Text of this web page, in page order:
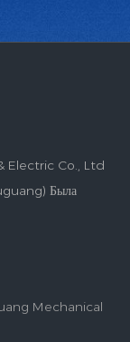
Electric Co., Ltd
Была
Mechanical